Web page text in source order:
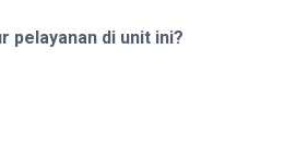
pelayanan di unit ini?